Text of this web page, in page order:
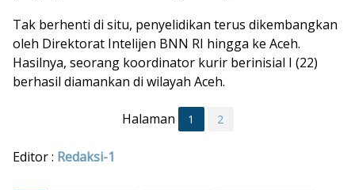
Tak berhenti di situ, penyelidikan terus dikembangkan
oleh Direktorat Intelijen BNN RI hingga ke Aceh.
Hasilnya, seorang koordinator kurir berinisial I (22)
berhasil diamankan di wilayah Aceh.
Halaman 1 2
Editor : Redaksi-1